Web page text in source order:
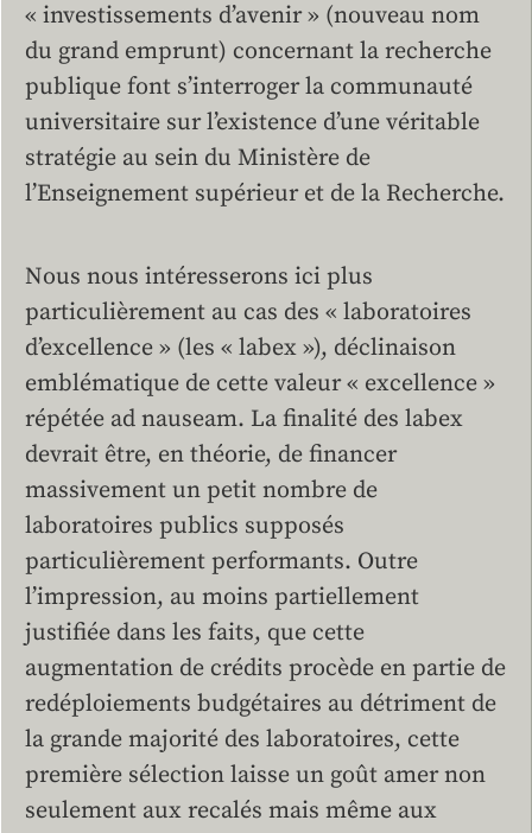
« investissements d’avenir » (nouveau nom
du grand emprunt) concernant la recherche
publique font s’interroger la communauté
universitaire sur l’existence d’une véritable
stratégie au sein du Ministère de
l’Enseignement supérieur et de la Recherche.
Nous nous intéresserons ici plus
particulièrement au cas des « laboratoires
d’excellence » (les « labex »), déclinaison
emblématique de cette valeur « excellence »
répétée ad nauseam. La finalité des labex
devrait être, en théorie, de financer
massivement un petit nombre de
laboratoires publics supposés
particulièrement performants. Outre
l’impression, au moins partiellement
justifiée dans les faits, que cette
augmentation de crédits procède en partie de
redéploiements budgétaires au détriment de
la grande majorité des laboratoires, cette
première sélection laisse un goût amer non
seulement aux recalés mais même aux